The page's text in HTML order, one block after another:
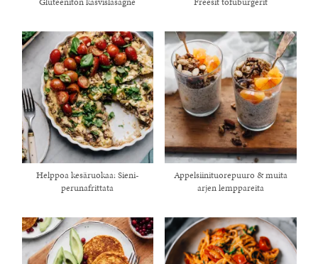
Helppoa kesäruokaa: Sieni-
perunafrittata
Appelsiinituorepuuro & muita
arjen lemppareita